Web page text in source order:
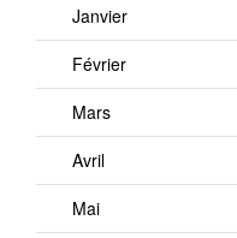
Janvier
Février
Mars
Avril
Mai